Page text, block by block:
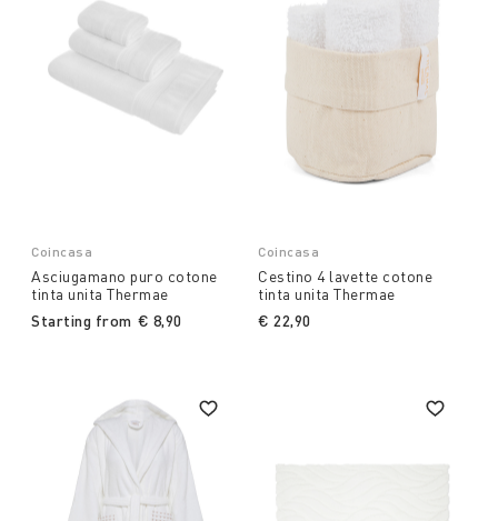
Coincasa
Asciugamano puro cotone
tinta unita Thermae
Starting from € 8,90
Coincasa
Cestino 4 lavette cotone
tinta unita Thermae
€ 22,90